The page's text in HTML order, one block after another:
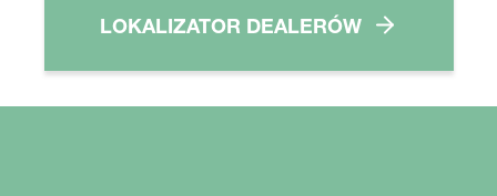
LOKALIZATOR DEALERÓW